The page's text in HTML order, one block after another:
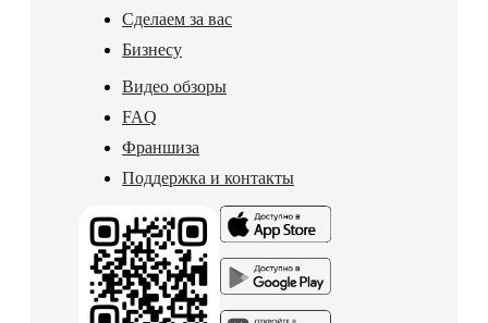
Сделаем за вас
Бизнесу
Видео обзоры
FAQ
Франшиза
Поддержка и контакты